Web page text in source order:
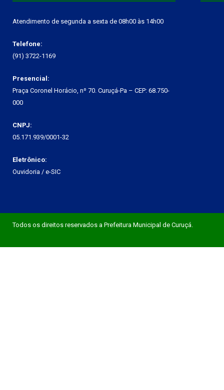
Atendimento de segunda a sexta de 08h00 às 14h00
Telefone:
(91) 3722-1169
Presencial:
Praça Coronel Horácio, nº 70. Curuçá-Pa – CEP: 68.750-
000
CNPJ:
05.171.939/0001-32
Eletrônico:
Ouvidoria / e-SIC
Todos os direitos reservados a Prefeitura Municipal de Curuçá.